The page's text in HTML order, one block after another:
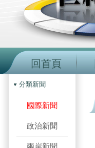
回首頁
分類新聞
國際新聞
政治新聞
兩岸新聞